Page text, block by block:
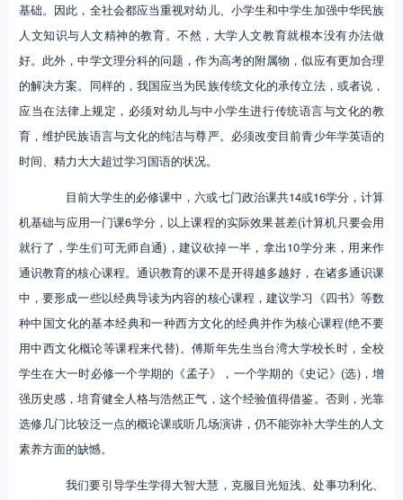
基础。因此，全社会都应当重视对幼儿、小学生和中学生加强中华民族
人文知识与人文精神的教育。不然，大学人文教育就根本没有办法做
好。此外，中学文理分科的问题，作为高考的附属物，似应有更加合理
的解决方案。同样的，我国应当为民族传统文化的承传立法，或者说，
应当在法律上规定，必须对幼儿与中小学生进行传统语言与文化的教
育，维护民族语言与文化的纯洁与尊严。必须改变目前青少年学英语的
时间、精力大大超过学习国语的状况。
目前大学生的必修课中，六或七门政治课共14或16学分，计算
机基础与应用一门课6学分，以上课程的实际效果甚差(计算机只要会用
就行了，学生们可无师自通)，建议砍掉一半，拿出10学分来，用来作
通识教育的核心课程。通识教育的课不是开得越多越好，在诸多通识课
中，要形成一些以经典导读为内容的核心课程，建议学习《四书》等数
种中国文化的基本经典和一种西方文化的经典并作为核心课程(绝不要
用中西文化概论等课程来代替)。傅斯年先生当台湾大学校长时，全校
学生在大一时必修一个学期的《孟子》，一个学期的《史记》(选)，增
强历史感，培育健全人格与浩然正气，这个经验值得借鉴。否则，光靠
选修几门比较泛一点的概论课或听几场演讲，仍不能弥补大学生的人文
素养方面的缺憾。
我们要引导学生学得大智大慧，克服目光短浅、处事功利化、